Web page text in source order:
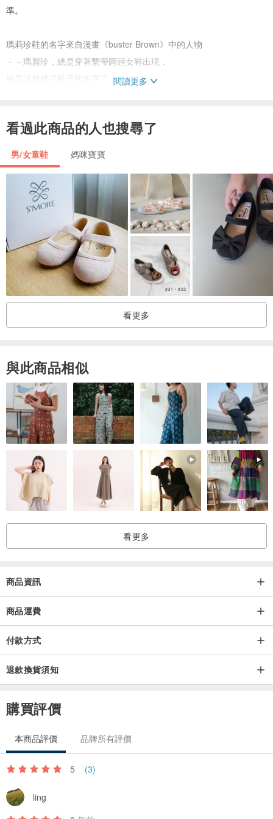
準。
瑪莉珍鞋的名字來自漫畫《buster Brown》中的人物
－－瑪麗珍，總是穿著繫帶圓頭女鞋出現，
於是這就成了鞋子的名字了。
◎ 建議腳長僅供參考，請以寶貝腳型做衡量。
◎ 各家鞋廠版型皆不盡相同，請勿以現在穿的尺碼選購。
閱讀更多
看過此商品的人也搜尋了
男/女童鞋 媽咪寶寶
看更多
與此商品相似
看更多
商品資訊
商品運費
付款方式
退款換貨須知
購買評價
本商品評價 品牌所有評價
5 (3)
ling